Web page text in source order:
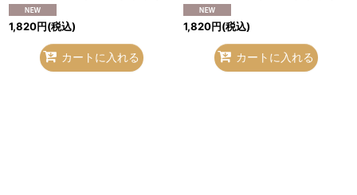
1,820円(税込)
カートに入れる
1,820円(税込)
カートに入れる